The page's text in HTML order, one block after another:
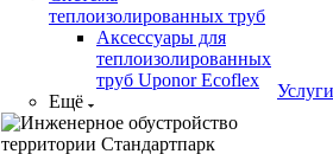
теплоизолированных труб
Аксессуары для
теплоизолированных
труб Uponor Ecoflex
Ещё
Услуги